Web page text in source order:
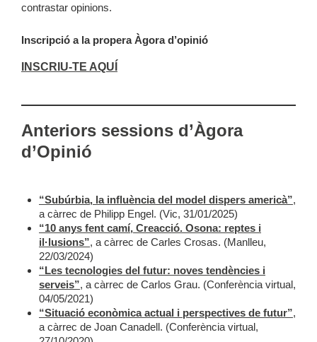
contrastar opinions.
Inscripció a la propera Àgora d’opinió
INSCRIU-TE AQUÍ
Anteriors sessions d’Àgora
d’Opinió
“Subúrbia, la influència del model dispers americà”,
a càrrec de Philipp Engel. (Vic, 31/01/2025)
“10 anys fent camí, Creacció. Osona: reptes i
il·lusions”, a càrrec de Carles Crosas. (Manlleu,
22/03/2024)
“Les tecnologies del futur: noves tendències i
serveis”, a càrrec de Carlos Grau. (Conferència virtual,
04/05/2021)
“Situació econòmica actual i perspectives de futur”,
a càrrec de Joan Canadell. (Conferència virtual,